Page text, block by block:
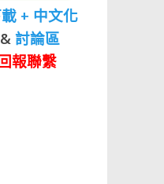
+ 中文化
討論區
報聯繫